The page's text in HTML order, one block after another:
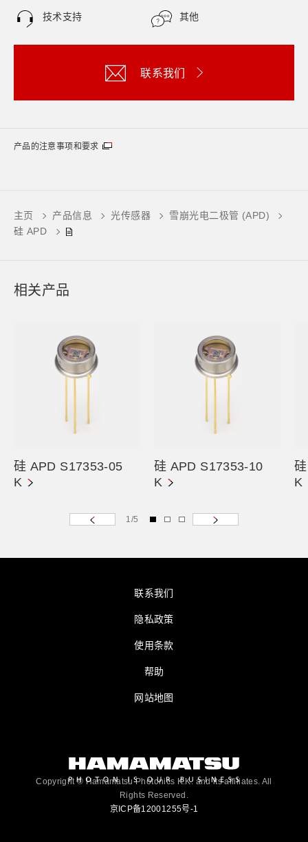
技术支持 其他
联系我们
产品的注意事项和要求
主页 产品信息 光传感器
雪崩光电二极管 (APD)
硅 APD
相关产品
硅 APD S17353-05
K
硅 APD S17353-10
K
K
1/5
联系我们
隐私政策
使用条款
帮助
网站地图
Copyright © Hamamatsu Photonics K.K. and its affiliates. All
Rights Reserved.
京ICP备12001255号-1